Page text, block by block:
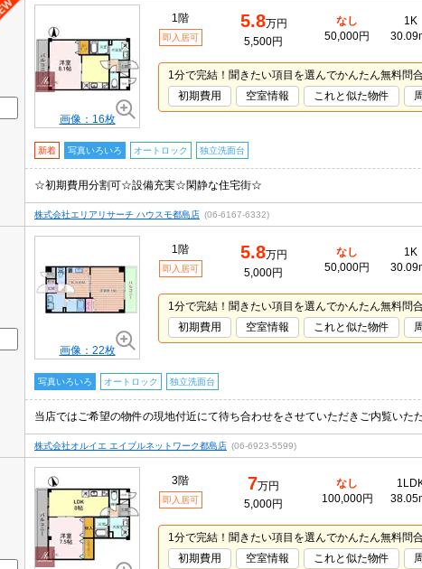
画像：16枚
1階
即入居可
5.8万円
5,500円
なし
50,000円
1K
1分で完結！聞きたい項目を選んでかんたん無料問合
初期費用
空室情報 これと似た物件
新着 写真いろいろ オートロック 独立洗面台
☆初期費用分割可☆設備充実☆閑静な住宅街☆
株式会社エリアリサーチ ハウスモ都島店 (06-6167-6332)
画像：22枚
1階
即入居可
5.8万円
5,000円
なし
50,000円
1K
1分で完結！聞きたい項目を選んでかんたん無料問合
初期費用
空室情報 これと似た物件
写真いろいろ オートロック 独立洗面台
株式会社オルイエ エイブルネットワーク都島店 (06-6923-5599)
3階
即入居可
7万円
5,000円
なし
100,000円
1分で完結！聞きたい項目を選んでかんたん無料問合
初期費用
空室情報 これと似た物件